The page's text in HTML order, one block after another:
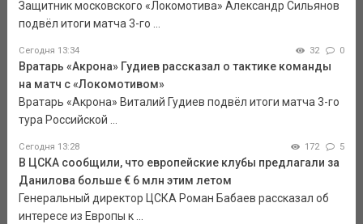
Защитник московского «Локомотива» Александр Сильянов
подвёл итоги матча 3-го ...
Сегодня 13:34 32 0
Вратарь «Акрона» Гудиев рассказал о тактике команды
на матч с «Локомотивом»
Вратарь «Акрона» Виталий Гудиев подвёл итоги матча 3-го
тура Российской ...
Сегодня 13:28 172 5
В ЦСКА сообщили, что европейские клубы предлагали за
Данилова больше € 6 млн этим летом
Генеральный директор ЦСКА Роман Бабаев рассказал об
интересе из Европы к ...